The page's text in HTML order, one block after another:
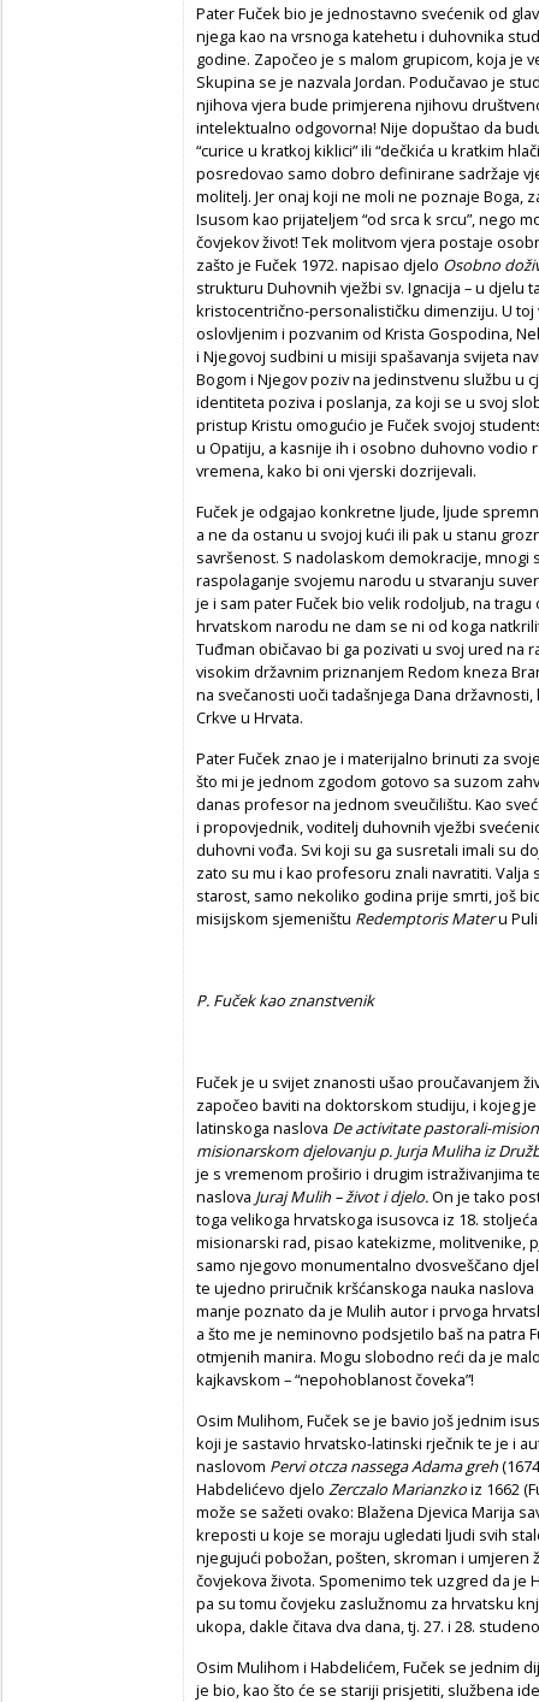
Pater Fuček bio je jednostavno svećenik od
njega kao na vrsnoga katehetu i duhovnika
godine. Započeo je s malom grupicom, koja je
Skupina se je nazvala Jordan. Podučavao je
njihova vjera bude primjerena njihovu
intelektualno odgovorna! Nije dopuštao da
“curice u kratkoj kiklici” ili “dečkića u kratkim
posredovao samo dobro definirane sadržaje
molitelj. Jer onaj koji ne moli ne poznaje Boga,
Isusom kao prijateljem “od srca k srcu”, nego
čovjekov život! Tek molitvom vjera postaje
zašto je Fuček 1972. napisao djelo Osobno
strukturu Duhovnih vježbi sv. Ignacija – u
kristocentrično-personalističku dimenziju. U toj
oslovljenim i pozvanim od Krista Gospodina,
i Njegovoj sudbini u misiji spašavanja svijeta
Bogom i Njegov poziv na jedinstvenu službu u
identiteta poziva i poslanja, za koji se u svoj
pristup Kristu omogućio je Fuček svojoj
u Opatiju, a kasnije ih i osobno duhovno vodio
vremena, kako bi oni vjerski dozrijevali.
Fuček je odgajao konkretne ljude, ljude
a ne da ostanu u svojoj kući ili pak u stanu
savršenost. S nadolaskom demokracije,
raspolaganje svojemu narodu u stvaranju
je i sam pater Fuček bio velik rodoljub, na tragu
hrvatskom narodu ne dam se ni od koga
Tuđman običavao bi ga pozivati u svoj ured na
visokim državnim priznanjem Redom kneza
na svečanosti uoči tadašnjega Dana
Crkve u Hrvata.
Pater Fuček znao je i materijalno brinuti za
što mi je jednom zgodom gotovo sa suzom
danas profesor na jednom sveučilištu. Kao
i propovjednik, voditelj duhovnih vježbi
duhovni vođa. Svi koji su ga susretali imali su
zato su mu i kao profesoru znali navratiti.
starost, samo nekoliko godina prije smrti, još
misijskom sjemeništu Redemptoris Materu
P. Fuček kao znanstvenik
Fuček je u svijet znanosti ušao proučavanjem
započeo baviti na doktorskom studiju, i kojeg
latinskoga naslova De activitate pastorali-
misionarskom djelovanju p. Jurja Muliha iz
je s vremenom proširio i drugim istraživanjima
naslova Juraj Mulih – život i djelo.On je tako
toga velikoga hrvatskoga isusovca iz 18.
misionarski rad, pisao katekizme, molitvenike,
samo njegovo monumentalno dvosveščano
te ujedno priručnik kršćanskoga nauka naslova
manje poznato da je Mulih autor i prvoga
a što me je neminovno podsjetilo baš na patra
otmjenih manira. Mogu slobodno reći da je
kajkavskom – “nepohoblanost čoveka”!
Osim Mulihom, Fuček se je bavio još jednim
koji je sastavio hrvatsko-latinski rječnik te je i
naslovom Pervi otcza nassega Adama greh
Habdelićevo djelo Zerczalo Marianzkoiz 1662
može se sažeti ovako: Blažena Djevica Marija
kreposti u koje se moraju ugledati ljudi svih
njegujući pobožan, pošten, skroman i umjeren
čovjekova života. Spomenimo tek uzgred da je
pa su tomu čovjeku zaslužnomu za hrvatsku
ukopa, dakle čitava dva dana, tj. 27. i 28.
Osim Mulihom i Habdelićem, Fuček se jednim
je bio, kao što će se stariji prisjetiti, službena